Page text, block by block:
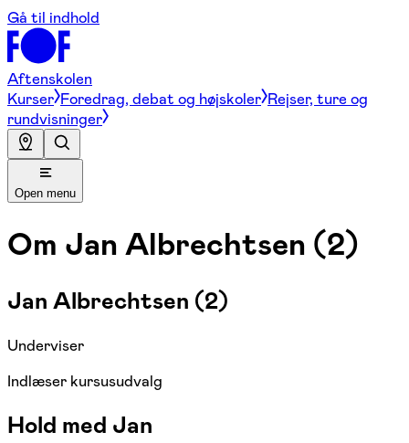
Gå til indhold
Aftenskolen
Kurser Foredrag, debat og højskoler Rejser, ture og
rundvisninger
Open menu
Om Jan Albrechtsen (2)
Jan Albrechtsen (2)
Underviser
Indlæser kursusudvalg
Hold med Jan